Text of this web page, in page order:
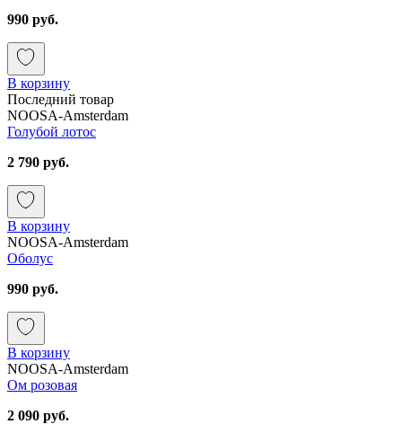
990 руб.
В корзину
Последний товар
NOOSA-Amsterdam
Голубой лотос
2 790 руб.
В корзину
NOOSA-Amsterdam
Оболус
990 руб.
В корзину
NOOSA-Amsterdam
Ом розовая
2 090 руб.